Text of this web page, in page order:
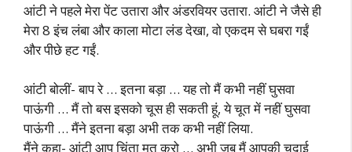
आंटी ने पहले मेरा पेंट उतारा और अंडरवियर उतारा. आंटी ने जैसे ही
मेरा 8 इंच लंबा और काला मोटा लंड देखा, वो एकदम से घबरा गईं
और पीछे हट गईं.
आंटी बोलीं- बाप रे … इतना बड़ा … यह तो मैं कभी नहीं घुसवा
पाऊंगी … मैं तो बस इसको चूस ही सकती हूं, ये चूत में नहीं घुसवा
पाऊंगी … मैंने इतना बड़ा अभी तक कभी नहीं लिया.
मैंने कहा- आंटी आप चिंता मत करो … अभी जब मैं आपकी चुदाई